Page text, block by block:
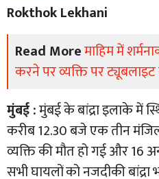
Rokthok Lekhani
Read Moreमाहिम में
करने पर व्यक्ति पर
मुंबई :मुंबई के बांद्रा इलाके में
करीब 12.30 बजे एक तीन
व्यक्ति की मौत हो गई और 16
सभी घायलों को नजदीकी बांद्रा